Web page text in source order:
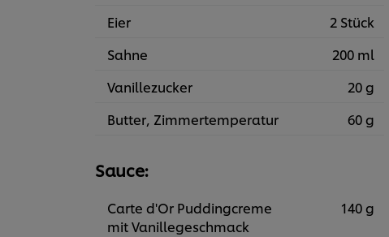
Eier
2 Stück
Sahne
200 ml
Vanillezucker
20 g
Butter, Zimmertemperatur
60 g
Sauce:
Carte d'Or Puddingcreme
mit Vanillegeschmack
140 g